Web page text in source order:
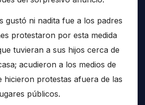
gustó ni nadita fue a los padres
protestaron por esta medida
tuvieran a sus hijos cerca de
acudieron a los medios de
hicieron protestas afuera de las
públicos.